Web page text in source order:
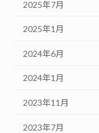
2025年7月
2025年1月
2024年6月
2024年1月
2023年11月
2023年7月